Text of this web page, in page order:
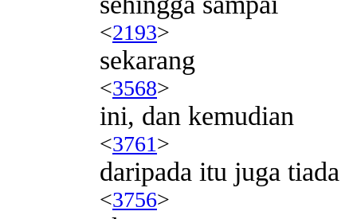
<2193>
sekarang
<3568>
ini, dan kemudian
<3761>
daripada itu juga tiada
<3756>